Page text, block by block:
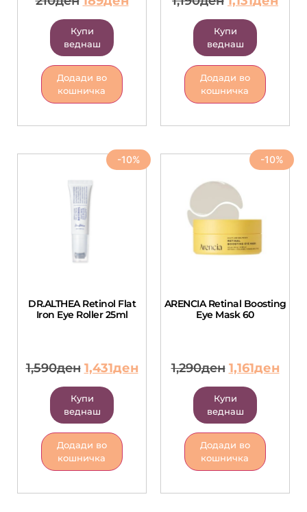
Купи
веднаш
Додади во
кошничка
Купи
веднаш
Додади во
кошничка
-10%
DR.ALTHEA Retinol Flat
Iron Eye Roller 25ml
1,590ден 1,431ден
Купи
веднаш
Додади во
кошничка
-10%
ARENCIA Retinal Boosting
Eye Mask 60
1,290ден 1,161ден
Купи
веднаш
Додади во
кошничка